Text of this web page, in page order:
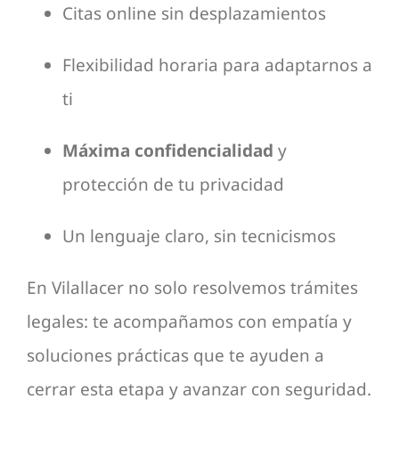
Citas online sin desplazamientos
Flexibilidad horaria para adaptarnos a
ti
Máxima confidencialidad y
protección de tu privacidad
Un lenguaje claro, sin tecnicismos
En Vilallacer no solo resolvemos trámites
legales: te acompañamos con empatía y
soluciones prácticas que te ayuden a
cerrar esta etapa y avanzar con seguridad.